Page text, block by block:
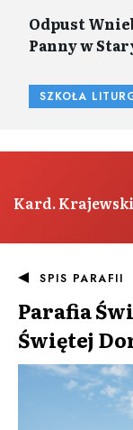
Odpust
Panny w
SZKOŁA
Kard.
SPIS PARAFII
Parafia
Świętej